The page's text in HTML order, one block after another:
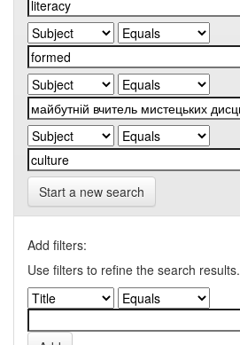
Start a new search
Add filters:
Use filters to refine the search results.